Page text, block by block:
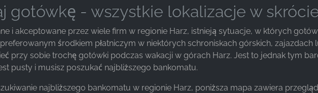
gotówkę - wszystkie lokalizacje w
i akceptowane przez wiele firm w regionie Harz, istnieją sytuacje, w których
środkiem płatniczym w niektórych schroniskach górskich, zajazdach
przy sobie trochę gotówki podczas wakacji w górach Harz. Jest to jednak tym
pusty i musisz poszukać najbliższego bankomatu.
najbliższego bankomatu w regionie Harz, poniższa mapa zawiera